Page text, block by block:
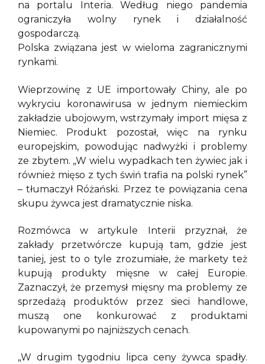
na portalu Interia. Według niego pandemia
ograniczyła wolny rynek i działalność
gospodarczą.
Polska związana jest w wieloma zagranicznymi
rynkami.
Wieprzowinę z UE importowały Chiny, ale po
wykryciu koronawirusa w jednym niemieckim
zakładzie ubojowym, wstrzymały import mięsa z
Niemiec. Produkt pozostał, więc na rynku
europejskim, powodując nadwyżki i problemy
ze zbytem. „W wielu wypadkach ten żywiec jak i
również mięso z tych świń trafia na polski rynek”
– tłumaczył Różański. Przez te powiązania cena
skupu żywca jest dramatycznie niska.
Rozmówca w artykule Interii przyznał, że
zakłady przetwórcze kupują tam, gdzie jest
taniej, jest to o tyle zrozumiałe, że markety też
kupują produkty mięsne w całej Europie.
Zaznaczył, że przemysł mięsny ma problemy ze
sprzedażą produktów przez sieci handlowe,
muszą one konkurować z produktami
kupowanymi po najniższych cenach.
„W drugim tygodniu lipca ceny żywca spadły.